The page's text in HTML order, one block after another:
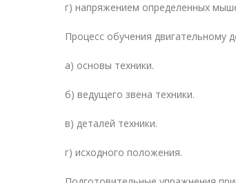
г) напряжением определенных
Процесс обучения двигательному
а) основы техники.
б) ведущего звена техники.
в) деталей техники.
г) исходного положения.